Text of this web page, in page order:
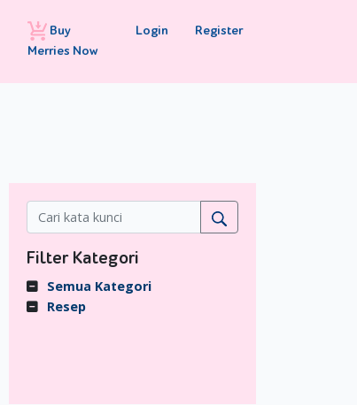
Buy
Merries Now
Login Register
Filter Kategori
Semua Kategori
Resep